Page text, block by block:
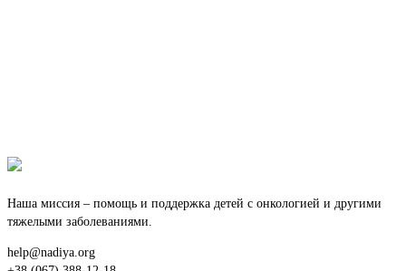
Наша миссия – помощь и поддержка детей с онкологией и другими
тяжелыми заболеваниями.
help@nadiya.org